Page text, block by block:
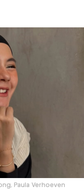
Paula Verhoeven